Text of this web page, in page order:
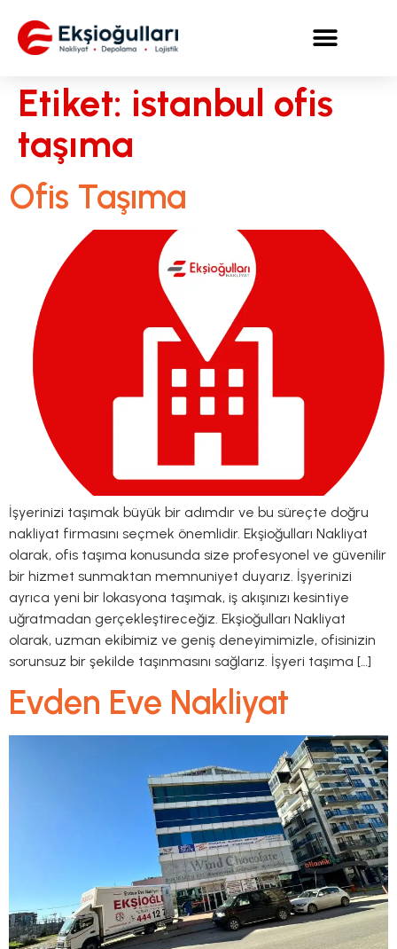
Etiket: istanbul ofis
taşıma
Ofis Taşıma
İşyerinizi taşımak büyük bir adımdır ve bu süreçte doğru
nakliyat firmasını seçmek önemlidir. Ekşioğulları Nakliyat
olarak, ofis taşıma konusunda size profesyonel ve güvenilir
bir hizmet sunmaktan memnuniyet duyarız. İşyerinizi
ayrıca yeni bir lokasyona taşımak, iş akışınızı kesintiye
uğratmadan gerçekleştireceğiz. Ekşioğulları Nakliyat
olarak, uzman ekibimiz ve geniş deneyimimizle, ofisinizin
sorunsuz bir şekilde taşınmasını sağlarız. İşyeri taşıma […]
Evden Eve Nakliyat